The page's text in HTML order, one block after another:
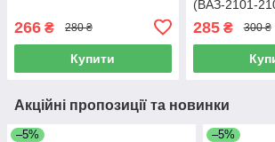
266 ₴ 280 ₴
Купити
(ВАЗ-2101-
285₴ 300 ₴
Акційні пропозиції та новинки
–5% –5%